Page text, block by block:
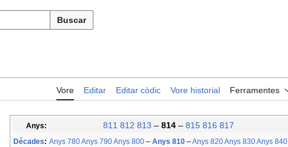
Buscar
Vore Editar Editar còdic Vore historial Ferramentes
Anys: 811 812 813 – 814 – 815 816 817
Décades: Anys 780Anys 790Anys 800 – Anys 810 –Anys 820Anys 830Anys 840